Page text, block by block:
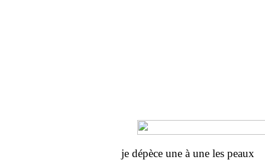
je dépèce une à une les peaux